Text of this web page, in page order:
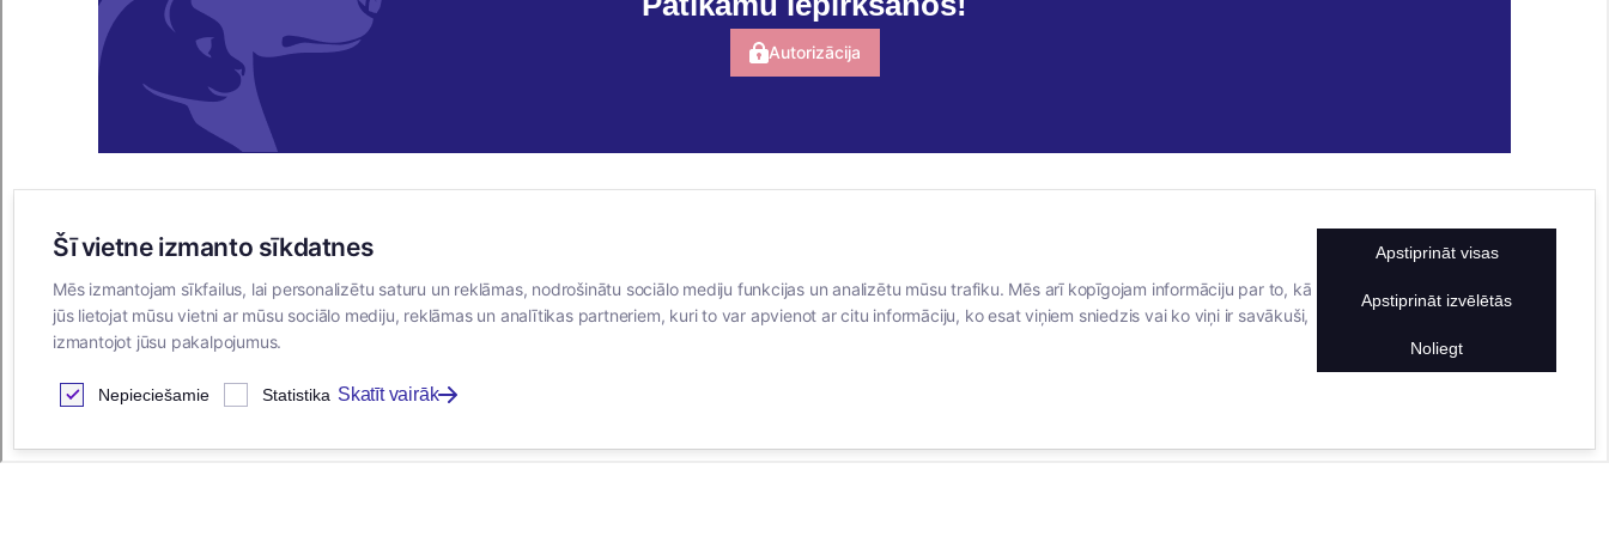
Autorizācija
E-VEIKALS
Iegādes noteikumi
Privātuma politika
Sīkdatņu noteikumi
Par mums
Vakances
facebook
linkedIn
KONTAKTINFORMĀCIJA
TĀLRUNIS
+371 25911816
info@bertasnams.lv
Šī vietne izmanto sīkdatnes
Mēs izmantojam sīkfailus, lai personalizētu saturu un reklāmas, nodrošinātu sociālo mediju funkcijas un analizētu mūsu trafiku. Mēs arī kopīgojam informāciju par to, kā
jūs lietojat mūsu vietni ar mūsu sociālo mediju, reklāmas un analītikas partneriem, kuri to var apvienot ar citu informāciju, ko esat viņiem sniedzis vai ko viņi ir savākuši,
izmantojot jūsu pakalpojumus.
Nepieciešamie Statistika Skatīt vairāk
Apstiprināt visas
Apstiprināt izvēlētās
Noliegt